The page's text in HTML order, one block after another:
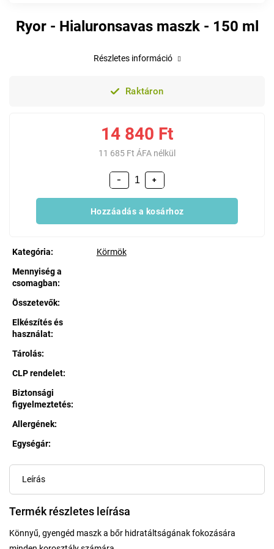
Ryor - Hialuronsavas maszk - 150 ml
Raktáron
14 840 Ft
11 685 Ft ÁFA nélkül
+
−
Hozzáadás a kosárhoz
Kategória:
Körmök
Mennyiség a
csomagban:
Összetevők:
Elkészítés és
használat:
Tárolás:
CLP rendelet:
Biztonsági
figyelmeztetés:
Allergének:
Egységár:
Részletes információ
Leírás
Termék részletes leírása
Könnyű, gyengéd maszk a bőr hidratáltságának fokozására